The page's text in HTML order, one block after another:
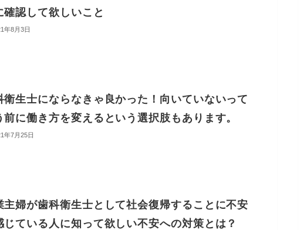
確認して欲しいこと
年8月3日
衛生士にならなきゃ良かった！向いていないって
前に働き方を変えるという選択肢もあります。
年7月25日
主婦が歯科衛生士として社会復帰することに不安
じている人に知って欲しい不安への対策とは？